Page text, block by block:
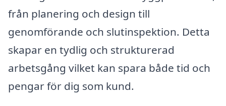
från planering och design till
genomförande och slutinspektion. Detta
skapar en tydlig och strukturerad
arbetsgång vilket kan spara både tid och
pengar för dig som kund.